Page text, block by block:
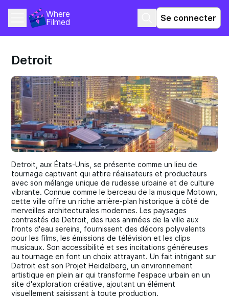
Where
Filmed
Se connecter
Detroit
Detroit, aux États-Unis, se présente comme un lieu de
tournage captivant qui attire réalisateurs et producteurs
avec son mélange unique de rudesse urbaine et de culture
vibrante. Connue comme le berceau de la musique Motown,
cette ville offre un riche arrière-plan historique à côté de
merveilles architecturales modernes. Les paysages
contrastés de Detroit, des rues animées de la ville aux
fronts d'eau sereins, fournissent des décors polyvalents
pour les films, les émissions de télévision et les clips
musicaux. Son accessibilité et ses incitations généreuses
au tournage en font un choix attrayant. Un fait intrigant sur
Detroit est son Projet Heidelberg, un environnement
artistique en plein air qui transforme l'espace urbain en un
site d'exploration créative, ajoutant un élément
visuellement saisissant à toute production.